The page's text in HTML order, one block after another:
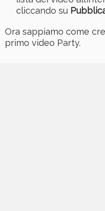
cliccando su
Ora sappiamo come
primo video Party.